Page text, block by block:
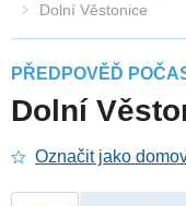
Dolní Věstonice
PŘEDPOVĚĎ
Dolní
Označit jako